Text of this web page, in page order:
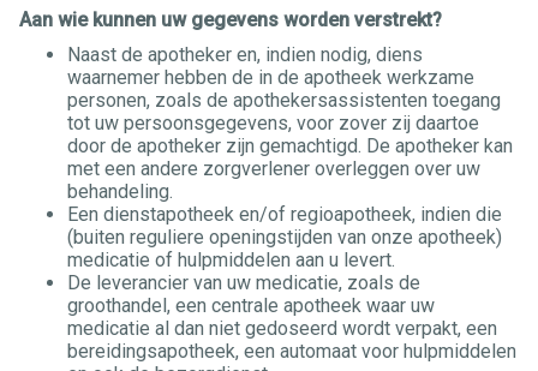
Aan wie kunnen uw gegevens worden verstrekt?
Naast de apotheker en, indien nodig, diens
waarnemer hebben de in de apotheek werkzame
personen, zoals de apothekersassistenten toegang
tot uw persoonsgegevens, voor zover zij daartoe
door de apotheker zijn gemachtigd. De apotheker kan
met een andere zorgverlener overleggen over uw
behandeling.
Een dienstapotheek en/of regioapotheek, indien die
(buiten reguliere openingstijden van onze apotheek)
medicatie of hulpmiddelen aan u levert.
De leverancier van uw medicatie, zoals de
groothandel, een centrale apotheek waar uw
medicatie al dan niet gedoseerd wordt verpakt, een
bereidingsapotheek, een automaat voor hulpmiddelen